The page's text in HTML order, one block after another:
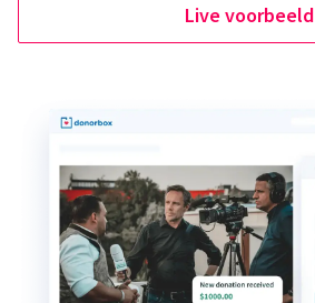
Live voorbeeld